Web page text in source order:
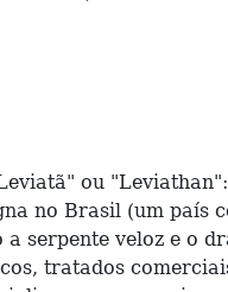
ou "Leviathan":
no Brasil (um país
a serpente veloz e o
tratados